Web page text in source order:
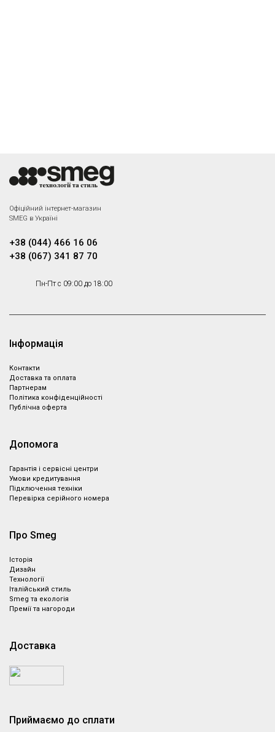
Офіційний інтернет-магазин
SMEG в Україні
+38 (044) 466 16 06
+38 (067) 341 87 70
Пн-Пт с 09:00 до 18:00
Інформація
Контакти
Доставка та оплата
Партнeрам
Політика конфіденційності
Публічна оферта
Допомога
Гарантія і сервісні центри
Умови кредитування
Підключення техніки
Перевірка серійного номера
Про Smeg
Історія
Дизайн
Технології
Італійський стиль
Smeg та екологія
Премії та нагороди
Доставка
Приймаємо до сплати